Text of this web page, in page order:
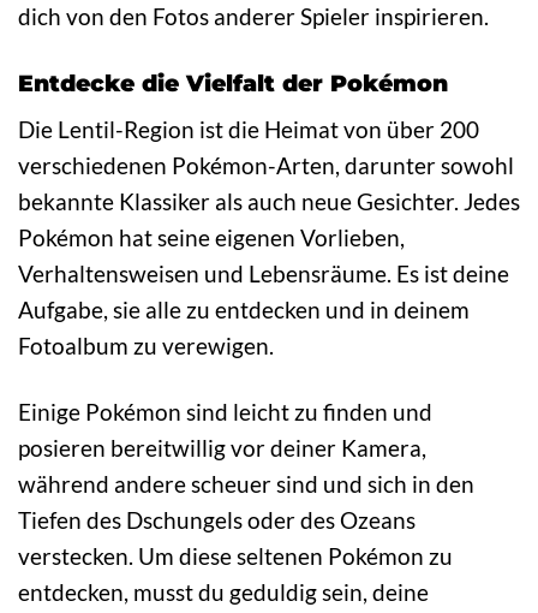
dich von den Fotos anderer Spieler inspirieren.
Entdecke die Vielfalt der Pokémon
Die Lentil-Region ist die Heimat von über 200
verschiedenen Pokémon-Arten, darunter sowohl
bekannte Klassiker als auch neue Gesichter. Jedes
Pokémon hat seine eigenen Vorlieben,
Verhaltensweisen und Lebensräume. Es ist deine
Aufgabe, sie alle zu entdecken und in deinem
Fotoalbum zu verewigen.
Einige Pokémon sind leicht zu finden und
posieren bereitwillig vor deiner Kamera,
während andere scheuer sind und sich in den
Tiefen des Dschungels oder des Ozeans
verstecken. Um diese seltenen Pokémon zu
entdecken, musst du geduldig sein, deine